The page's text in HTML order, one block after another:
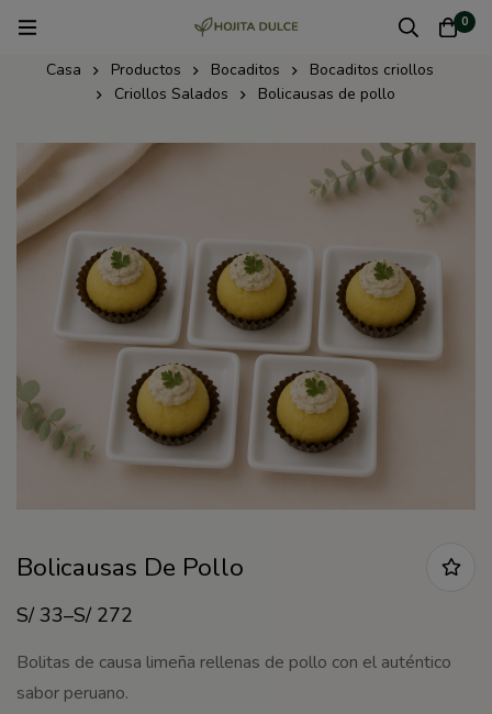
0
Casa Productos Bocaditos
Bocaditos criollos
Criollos Salados
Bolicausas de pollo
Bolicausas De Pollo
S/ 33–S/ 272
Bolitas de causa limeña rellenas de pollo con el auténtico
sabor peruano.